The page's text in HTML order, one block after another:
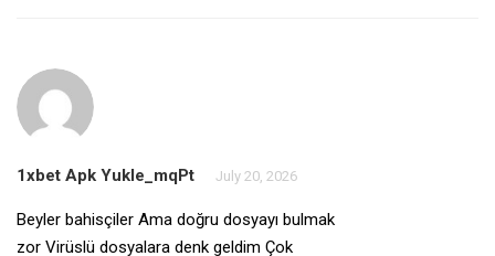
1xbet Apk Yukle_mqPt July 20, 2026
Beyler bahisçiler Ama doğru dosyayı bulmak
zor Virüslü dosyalara denk geldim Çok